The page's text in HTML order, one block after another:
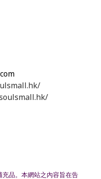
品。 本網站之內容旨在告